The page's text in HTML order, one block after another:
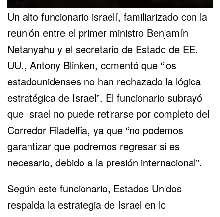
Un alto funcionario israelí, familiarizado con la
reunión entre el primer ministro Benjamín
Netanyahu y el secretario de Estado de EE.
UU., Antony Blinken, comentó que “los
estadounidenses no han rechazado la lógica
estratégica de Israel”. El funcionario subrayó
que Israel no puede retirarse por completo del
Corredor Filadelfia, ya que “no podemos
garantizar que podremos regresar si es
necesario, debido a la presión internacional”.
Según este funcionario, Estados Unidos
respalda la estrategia de Israel en lo